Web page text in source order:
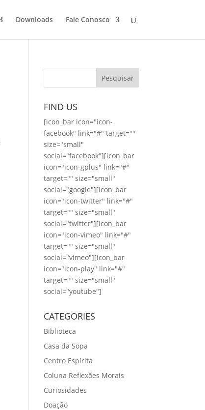
Downloads Fale Conosco
FIND US
[icon_bar icon="icon-
facebook" link="#" target=""
size="small"
social="facebook"][icon_bar
icon="icon-gplus" link="#"
target="" size="small"
social="google"][icon_bar
icon="icon-twitter" link="#"
target="" size="small"
social="twitter"][icon_bar
icon="icon-vimeo" link="#"
target="" size="small"
social="vimeo"][icon_bar
icon="icon-play" link="#"
target="" size="small"
social="youtube"]
CATEGORIES
Biblioteca
Casa da Sopa
Centro Espírita
Coluna Reflexões Morais
Curiosidades
Doação